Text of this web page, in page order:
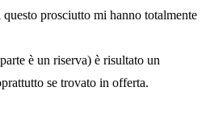
prosciutto mi hanno totalmente
è un riserva) è risultato un
se trovato in offerta.